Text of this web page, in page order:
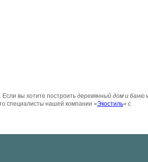
. Если вы хотите построить деревянный дом и баню
специалисты нашей компании «Экостиль» с